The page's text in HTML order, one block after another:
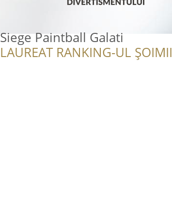
Siege Paintball Galati
LAUREAT RANKING-UL ȘOIMII